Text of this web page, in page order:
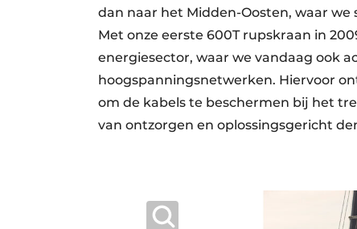
dan naar het Midden-Oosten, waar
Met onze eerste 600T rupskraan in
energiesector, waar we vandaag ook
hoogspanningsnetwerken. Hiervoor
om de kabels te beschermen bij het
van ontzorgen en oplossingsgericht